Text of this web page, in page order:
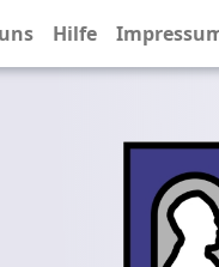
Hilfe